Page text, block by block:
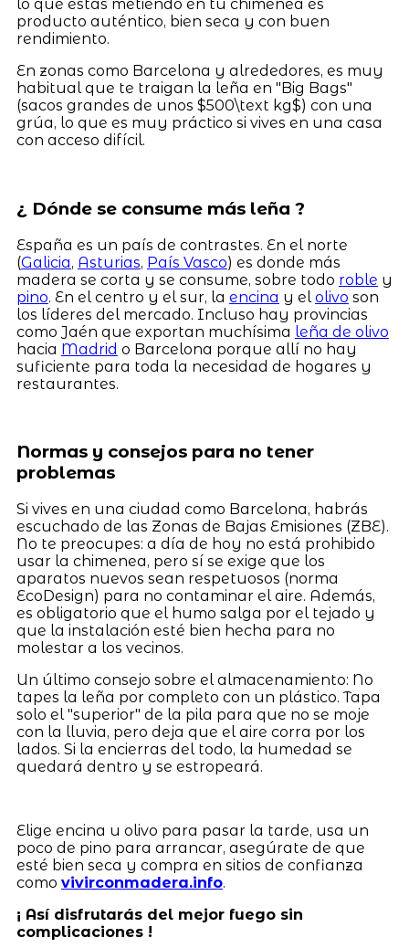
lo que estás metiendo en tu chimenea es
producto auténtico, bien seca y con buen
rendimiento.
En zonas como Barcelona y alrededores, es muy
habitual que te traigan la leña en "Big Bags"
(sacos grandes de unos $500\text kg$) con una
grúa, lo que es muy práctico si vives en una casa
con acceso difícil.
¿ Dónde se consume más leña ?
España es un país de contrastes. En el norte
(Galicia, Asturias, País Vasco) es donde más
madera se corta y se consume, sobre todo roble y
pino. En el centro y el sur, la encina y el olivo son
los líderes del mercado. Incluso hay provincias
como Jaén que exportan muchísima leña de olivo
hacia Madrid o Barcelona porque allí no hay
suficiente para toda la necesidad de hogares y
restaurantes.
Normas y consejos para no tener
problemas
Si vives en una ciudad como Barcelona, habrás
escuchado de las Zonas de Bajas Emisiones (ZBE).
No te preocupes: a día de hoy no está prohibido
usar la chimenea, pero sí se exige que los
aparatos nuevos sean respetuosos (norma
EcoDesign) para no contaminar el aire. Además,
es obligatorio que el humo salga por el tejado y
que la instalación esté bien hecha para no
molestar a los vecinos.
Un último consejo sobre el almacenamiento: No
tapes la leña por completo con un plástico. Tapa
solo el "superior" de la pila para que no se moje
con la lluvia, pero deja que el aire corra por los
lados. Si la encierras del todo, la humedad se
quedará dentro y se estropeará.
Elige encina u olivo para pasar la tarde, usa un
poco de pino para arrancar, asegúrate de que
esté bien seca y compra en sitios de confianza
como vivirconmadera.info.
¡ Así disfrutarás del mejor fuego sin
complicaciones !